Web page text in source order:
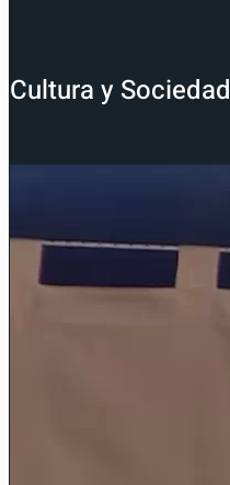
Cultura y Sociedad